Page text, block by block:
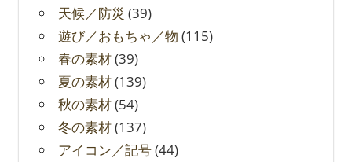
天候／防災 (39)
遊び／おもちゃ／物 (115)
春の素材(39)
夏の素材(139)
秋の素材(54)
冬の素材(137)
アイコン／記号(44)